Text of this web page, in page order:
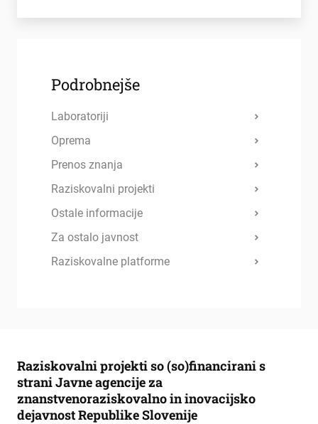
Podrobnejše
Laboratoriji
Oprema
Prenos znanja
Raziskovalni projekti
Ostale informacije
Za ostalo javnost
Raziskovalne platforme
Raziskovalni projekti so (so)financirani s
strani Javne agencije za
znanstvenoraziskovalno in inovacijsko
dejavnost Republike Slovenije